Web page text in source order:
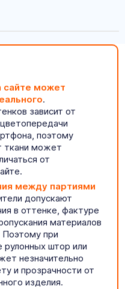
сайте может
.
зависит от
поэтому
ткани может
от
между партиями
допускают
в оттенке, фактуре
материалов
Поэтому при
рулонных штор или
незначительно
и прозрачности от
изделия.